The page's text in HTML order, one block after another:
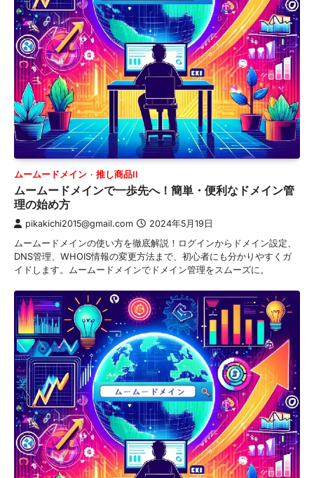
ムームードメイン 推し商品II
ムームードメインで一歩先へ！簡単・便利なドメイン管
理の始め方
pikakichi2015@gmail.com 2024年5月19日
ムームードメインの使い方を徹底解説！ログインからドメイン設定、
DNS管理、WHOIS情報の変更方法まで、初心者にも分かりやすくガ
イドします。ムームードメインでドメイン管理をスムーズに。